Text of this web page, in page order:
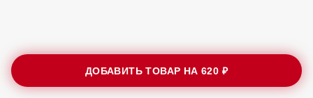
ДОБАВИТЬ ТОВАР НА620 ₽